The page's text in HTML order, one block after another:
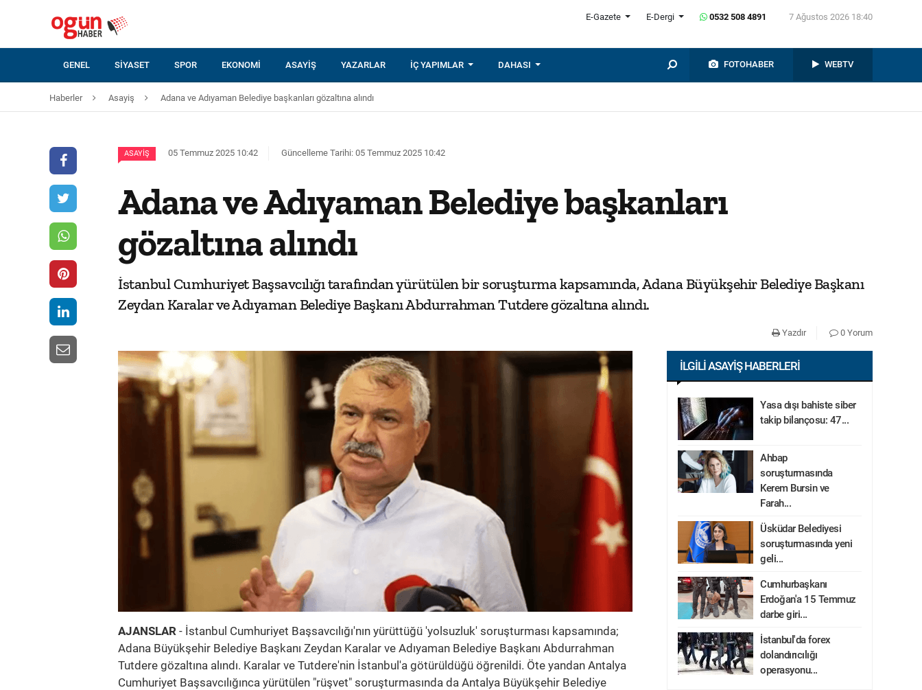
E-Gazete E-Dergi 0532 508 4891 7 Ağustos 2026 18:40
GENEL SIYASET SPOR EKONOMI ASAYIŞ YAZARLAR İÇ YAPIMLAR DAHASI FOTOHABER WEBTV
Haberler Asayiş Adana ve Adıyaman Belediye başkanları gözaltına alındı
ASAYIŞ 05 Temmuz 2025 10:42 Güncelleme Tarihi: 05 Temmuz 2025 10:42
Adana ve Adıyaman Belediye başkanları
gözaltına alındı
İstanbul Cumhuriyet Başsavcılığı tarafından yürütülen bir soruşturma kapsamında, Adana Büyükşehir Belediye Başkanı
Zeydan Karalar ve Adıyaman Belediye Başkanı Abdurrahman Tutdere gözaltına alındı.
Yazdır 0 Yorum
AJANSLAR - İstanbul Cumhuriyet Başsavcılığı'nın yürüttüğü 'yolsuzluk' soruşturması kapsamında;
Adana Büyükşehir Belediye Başkanı Zeydan Karalar ve Adıyaman Belediye Başkanı Abdurrahman
Tutdere gözaltına alındı. Karalar ve Tutdere'nin İstanbul'a götürüldüğü öğrenildi. Öte yandan Antalya
Cumhuriyet Başsavcılığınca yürütülen "rüşvet" soruşturmasında da Antalya Büyükşehir Belediye
İLGILI ASAYIŞ HABERLERI
Yasa dışı bahiste siber
takip bilançosu: 47...
Ahbap
soruşturmasında
Kerem Bursin ve
Farah...
Üsküdar Belediyesi
soruşturmasında yeni
geli...
Cumhurbaşkanı
Erdoğan'a 15 Temmuz
darbe giri...
İstanbul'da forex
dolandırıcılığı
operasyonu...